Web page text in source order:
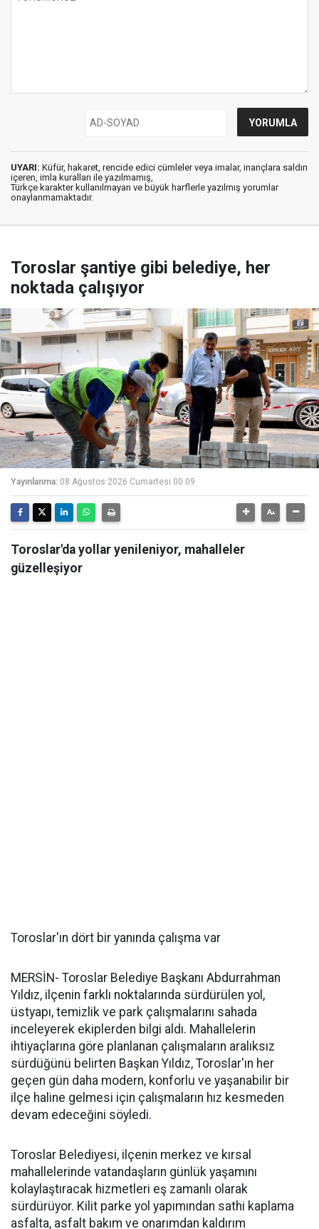
UYARI: Küfür, hakaret, rencide edici cümleler veya imalar, inançlara saldırı
içeren, imla kuralları ile yazılmamış,
Türkçe karakter kullanılmayan ve büyük harflerle yazılmış yorumlar
onaylanmamaktadır.
Toroslar şantiye gibi belediye, her
noktada çalışıyor
Yayınlanma: 08 Ağustos 2026 Cumartesi 00:09
Toroslar'da yollar yenileniyor, mahalleler
güzelleşiyor
Toroslar'ın dört bir yanında çalışma var
MERSİN- Toroslar Belediye Başkanı Abdurrahman
Yıldız, ilçenin farklı noktalarında sürdürülen yol,
üstyapı, temizlik ve park çalışmalarını sahada
inceleyerek ekiplerden bilgi aldı. Mahallelerin
ihtiyaçlarına göre planlanan çalışmaların aralıksız
sürdüğünü belirten Başkan Yıldız, Toroslar'ın her
geçen gün daha modern, konforlu ve yaşanabilir bir
ilçe haline gelmesi için çalışmaların hız kesmeden
devam edeceğini söyledi.
Toroslar Belediyesi, ilçenin merkez ve kırsal
mahallelerinde vatandaşların günlük yaşamını
kolaylaştıracak hizmetleri eş zamanlı olarak
sürdürüyor. Kilit parke yol yapımından sathi kaplama
asfalta, asfalt bakım ve onarımdan kaldırım